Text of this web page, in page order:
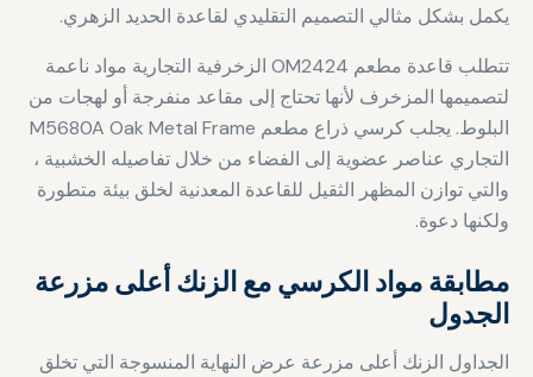
يكمل بشكل مثالي التصميم التقليدي لقاعدة الحديد الزهري.
تتطلب قاعدة مطعم OM2424 الزخرفية التجارية مواد ناعمة
لتصميمها المزخرف لأنها تحتاج إلى مقاعد منفرجة أو لهجات من
البلوط. يجلب كرسي ذراع مطعم M5680A Oak Metal Frame
التجاري عناصر عضوية إلى الفضاء من خلال تفاصيله الخشبية ،
والتي توازن المظهر الثقيل للقاعدة المعدنية لخلق بيئة متطورة
ولكنها دعوة.
مطابقة مواد الكرسي مع الزنك أعلى مزرعة
الجدول
الجداول الزنك أعلى مزرعة عرض النهاية المنسوجة التي تخلق